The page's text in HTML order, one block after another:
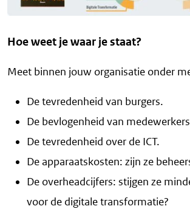
Hoe weet je waar je staat?
Meet binnen jouw organisatie onder
De tevredenheid van burgers.
De bevlogenheid van
De tevredenheid over de ICT.
De apparaatskosten: zijn ze
De overheadcijfers: stijgen ze
voor de digitale transformatie?